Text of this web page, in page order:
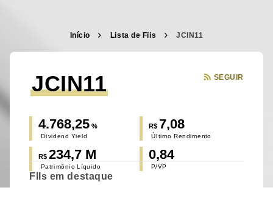
Início Lista de Fiis JCIN11
JCIN11 SEGUIR
4.768,25 %
Dividend Yield
R$ 7,08
Último Rendimento
R$ 234,7 M
Patrimônio Líquido
0,84
P/VP
FIIs em destaque